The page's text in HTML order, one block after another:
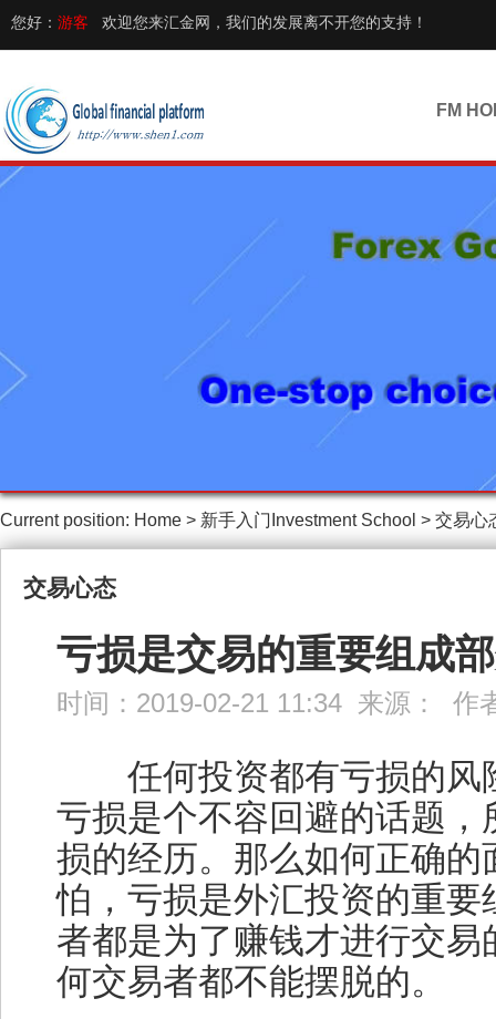
您好： 游客 欢迎您来汇金网，我们的发展离不开您的支持！
FM
Current position: Home > 新手入门Investment School > 交易心
交易心态
亏损是交易的重要组成
时间：2019-02-21 11:34 来源： 作
任何投资都有亏损的风
亏损是个不容回避的话题
损的经历。那么如何正确
怕，亏损是外汇投资的重
者都是为了赚钱才进行交
何交易者都不能摆脱的。